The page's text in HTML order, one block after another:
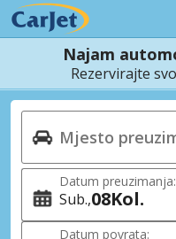
Najam
Rezervirajte
Datum preuzimanja:
Sub. 08Kol.
Datum povrata: